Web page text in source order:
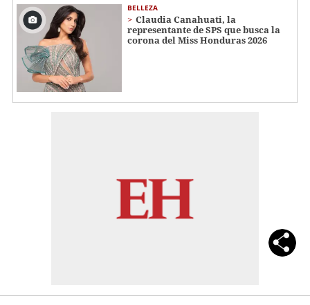
BELLEZA
Claudia Canahuati, la
representante de SPS que busca la
corona del Miss Honduras 2026